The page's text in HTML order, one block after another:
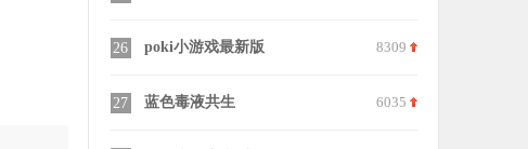
26 poki小游戏最新版 8309
27 蓝色毒液共生 6035